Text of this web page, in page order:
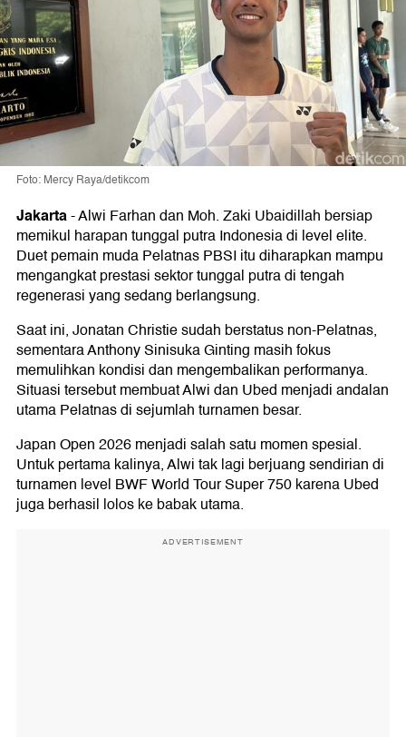
Foto: Mercy Raya/detikcom
Jakarta-Alwi Farhan dan Moh. Zaki Ubaidillah bersiap
memikul harapan tunggal putra Indonesia di level elite.
Duet pemain muda Pelatnas PBSI itu diharapkan mampu
mengangkat prestasi sektor tunggal putra di tengah
regenerasi yang sedang berlangsung.
Saat ini, Jonatan Christie sudah berstatus non-Pelatnas,
sementara Anthony Sinisuka Ginting masih fokus
memulihkan kondisi dan mengembalikan performanya.
Situasi tersebut membuat Alwi dan Ubed menjadi andalan
utama Pelatnas di sejumlah turnamen besar.
Japan Open 2026 menjadi salah satu momen spesial.
Untuk pertama kalinya, Alwi tak lagi berjuang sendirian di
turnamen level BWF World Tour Super 750 karena Ubed
juga berhasil lolos ke babak utama.
ADVERTISEMENT